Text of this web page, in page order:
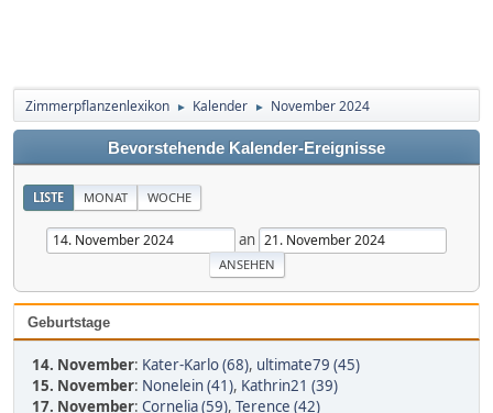
Zimmerpflanzenlexikon ► Kalender ► November 2024
Bevorstehende Kalender-Ereignisse
LISTE MONAT WOCHE
an
Geburtstage
14. November: Kater-Karlo (68), ultimate79 (45)
15. November: Nonelein (41), Kathrin21 (39)
17. November: Cornelia (59), Terence (42)